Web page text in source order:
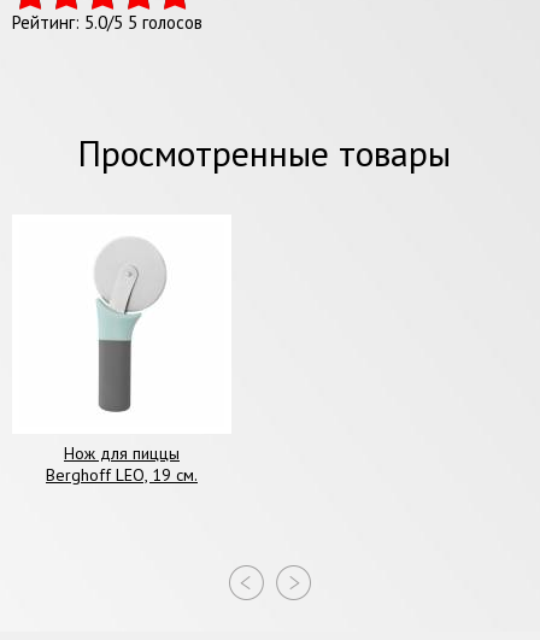
Рейтинг: 5.0/5 5 голосов
Просмотренные товары
Нож для пиццы
Berghoff LEO, 19 см.